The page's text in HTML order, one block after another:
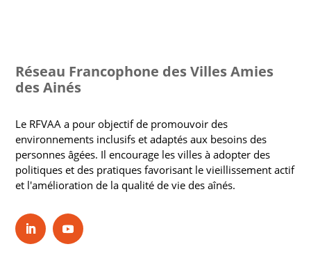
Réseau Francophone des Villes Amies
des Ainés
Le RFVAA a pour objectif de promouvoir des
environnements inclusifs et adaptés aux besoins des
personnes âgées. Il encourage les villes à adopter des
politiques et des pratiques favorisant le vieillissement actif
et l'amélioration de la qualité de vie des aînés.